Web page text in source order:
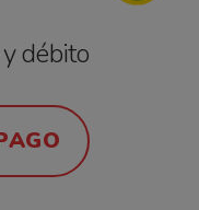
débito